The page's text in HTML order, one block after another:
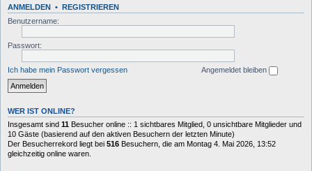
ANMELDEN • REGISTRIEREN
Benutzername:
Passwort:
Ich habe mein Passwort vergessen Angemeldet bleiben
WER IST ONLINE?
Insgesamt sind 11 Besucher online :: 1 sichtbares Mitglied, 0 unsichtbare Mitglieder und
10 Gäste (basierend auf den aktiven Besuchern der letzten Minute)
Der Besucherrekord liegt bei 516 Besuchern, die am Montag 4. Mai 2026, 13:52
gleichzeitig online waren.